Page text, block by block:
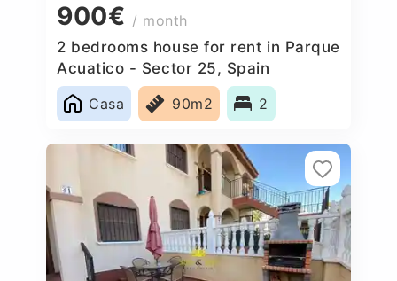
900€ / month
2 bedrooms house for rent in Parque
Acuatico - Sector 25, Spain
Casa
90m2 2